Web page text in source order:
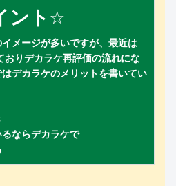
ント ☆
メージが多いですが、最近は
おりデカラケ再評価の流れにな
デカラケのメリットを書いてい
るならデカラケで